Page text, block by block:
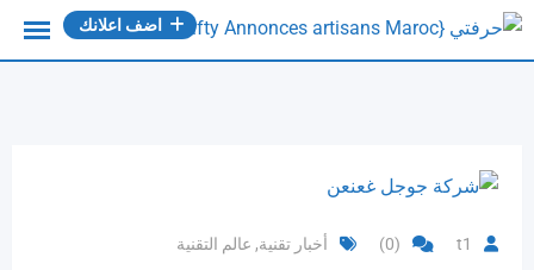
Skip
اضف اعلانك
t1
(0) أخبار تقنية, عالم التقنية